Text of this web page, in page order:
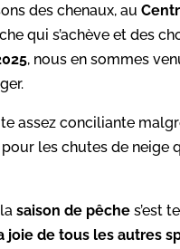
des chenaux, au
qui s’achève et des
, nous en sommes
assez conciliante
les chutes de neige
lasaison de pêche s’est
joie de tous les autres